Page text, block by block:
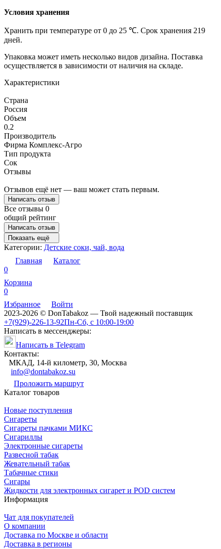
Условия хранения
Хранить при температуре от 0 до 25 ℃. Срок хранения 219
дней.
Упаковка может иметь несколько видов дизайна. Поставка
осуществляется в зависимости от наличия на складе.
Характеристики
Страна
Россия
Объем
0.2
Производитель
Фирма Комплекс-Агро
Тип продукта
Сок
Отзывы
Отзывов ещё нет — ваш может стать первым.
Написать отзыв
Все отзывы 0
общий рейтинг
Написать отзыв
Показать ещё
Категории: Детские соки, чай, вода
Главная
Каталог
0
Корзина
0
Избранное
Войти
2023-2026 © DonTabakoz — Твой надежный поставщик
+7(929)-226-13-92Пн-Сб, с 10:00-19:00
Написать в мессенджеры:
Написать в Telegram
Контакты:
МКАД, 14-й километр, 30, Москва
info@dontabakoz.su
Проложить маршрут
Каталог товаров
Новые поступления
Сигареты
Сигареты пачками МИКС
Сигариллы
Электронные сигареты
Развесной табак
Жевательный табак
Табачные стики
Сигары
Жидкости для электронных сигарет и POD систем
Информация
Чат для покупателей
О компании
Доставка по Москве и области
Доставка в регионы